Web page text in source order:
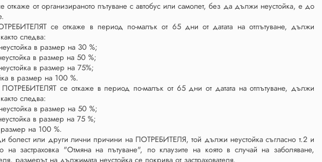
от организираното пътуване с автобус или самолет, без да дължи неустойка, е до
се откаже в период по-малък от 65 дни от датата на отпътуване, дължи
следва:
в размер на 30 %;
в размер на 50 %;
в размер на 75%;
в размер на 100 %.
се откаже в период по-малък от 65 дни от датата на отпътуване, дължи
следва:
в размер на 50 %;
в размер на 75 %;
на 100 %.
болест или други лични причини на ПОТРЕБИТЕЛЯ, той дължи неустойка съгласно т.2 и
застраховка "Отмяна на пътуване", по клаузите на която в случай на заболяване,